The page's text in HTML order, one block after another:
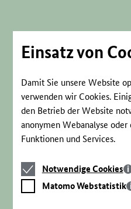
Einsatz von
Damit Sie unsere Website
verwenden wir Cookies.
den Betrieb der Website
anonymen Webanalyse
Funktionen und Services.
Notwendige
Cookies
Notwendige Cookies
Matomo
Webstatistik
Matomo Webstatistik